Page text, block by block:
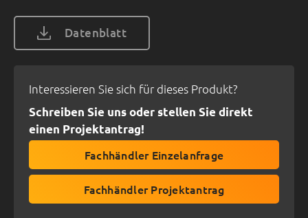
Datenblatt
Interessieren Sie sich für dieses Produkt?
Schreiben Sie uns oder stellen Sie direkt
einen Projektantrag!
Fachhändler Einzelanfrage
Fachhändler Projektantrag